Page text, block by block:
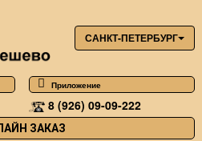
САНКТ-ПЕТЕРБУРГ
Приложение
8 (926) 09-09-222
ЗАКАЗ